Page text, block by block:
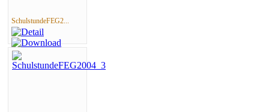
SchulstundeFEG2...